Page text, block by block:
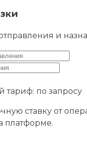
и
тариф: по запросу
ставку от
платформе.